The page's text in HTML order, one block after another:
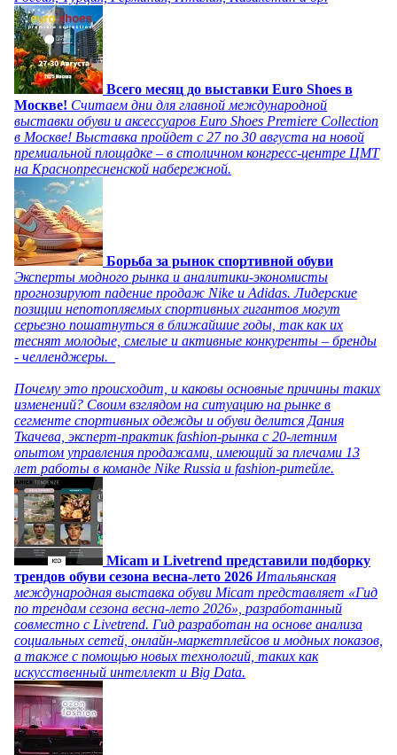
Всего месяц до выставки Euro Shoes в
Москве! Считаем дни для главной международной
выставки обуви и аксессуаров Euro Shoes Premiere Collection
в Москве! Выставка пройдет с 27 по 30 августа на новой
премиальной площадке – в столичном конгресс-центре ЦМТ
на Краснопресненской набережной.
Борьба за рынок спортивной обуви
Эксперты модного рынка и аналитики-экономисты
прогнозируют падение продаж Nike и Adidas. Лидерские
позиции непотопляемых спортивных гигантов могут
серьезно пошатнуться в ближайшие годы, так как их
теснят молодые, смелые и активные конкуренты – бренды
- челленджеры.
Почему это происходит, и каковы основные причины таких
изменений? Своим взглядом на ситуацию на рынке в
сегменте спортивных одежды и обуви делится Дания
Ткачева, эксперт-практик fashion-рынка с 20-летним
опытом управления продажами, имеющий за плечами 13
лет работы в команде Nike Russia и fashion-ритейле.
Micam и Livetrend представили подборку
трендов обуви сезона весна-лето 2026 Итальянская
международная выставка обуви Micam представляет «Гид
по трендам сезона весна-лето 2026», разработанный
совместно с Livetrend. Гид разработан на основе анализа
социальных сетей, онлайн-маркетплейсов и модных показов,
а также с помощью новых технологий, таких как
искусственный интеллект и Big Data.